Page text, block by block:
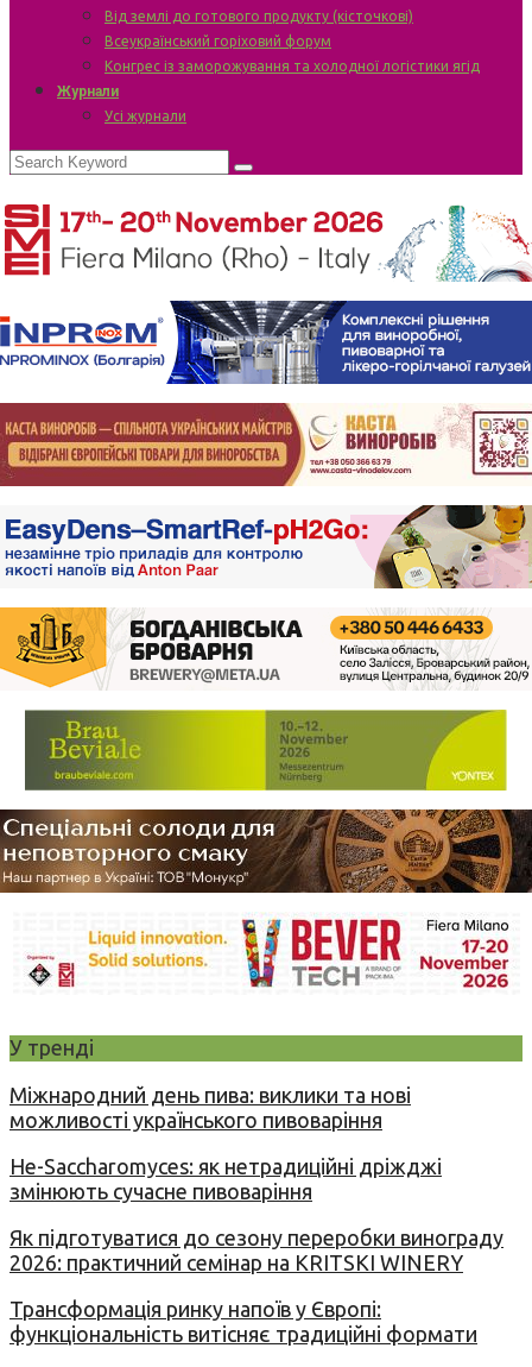
Від землі до готового продукту (кісточкові)
Всеукраїнський горіховий форум
Конгрес із заморожування та холодної логістики ягід
Журнали
Усі журнали
У тренді
Міжнародний день пива: виклики та нові
можливості українського пивоваріння
Не-Saccharomyces: як нетрадиційні дріжджі
змінюють сучасне пивоваріння
Як підготуватися до сезону переробки винограду
2026: практичний семінар на KRITSKI WINERY
Трансформація ринку напоїв у Європі:
функціональність витісняє традиційні формати